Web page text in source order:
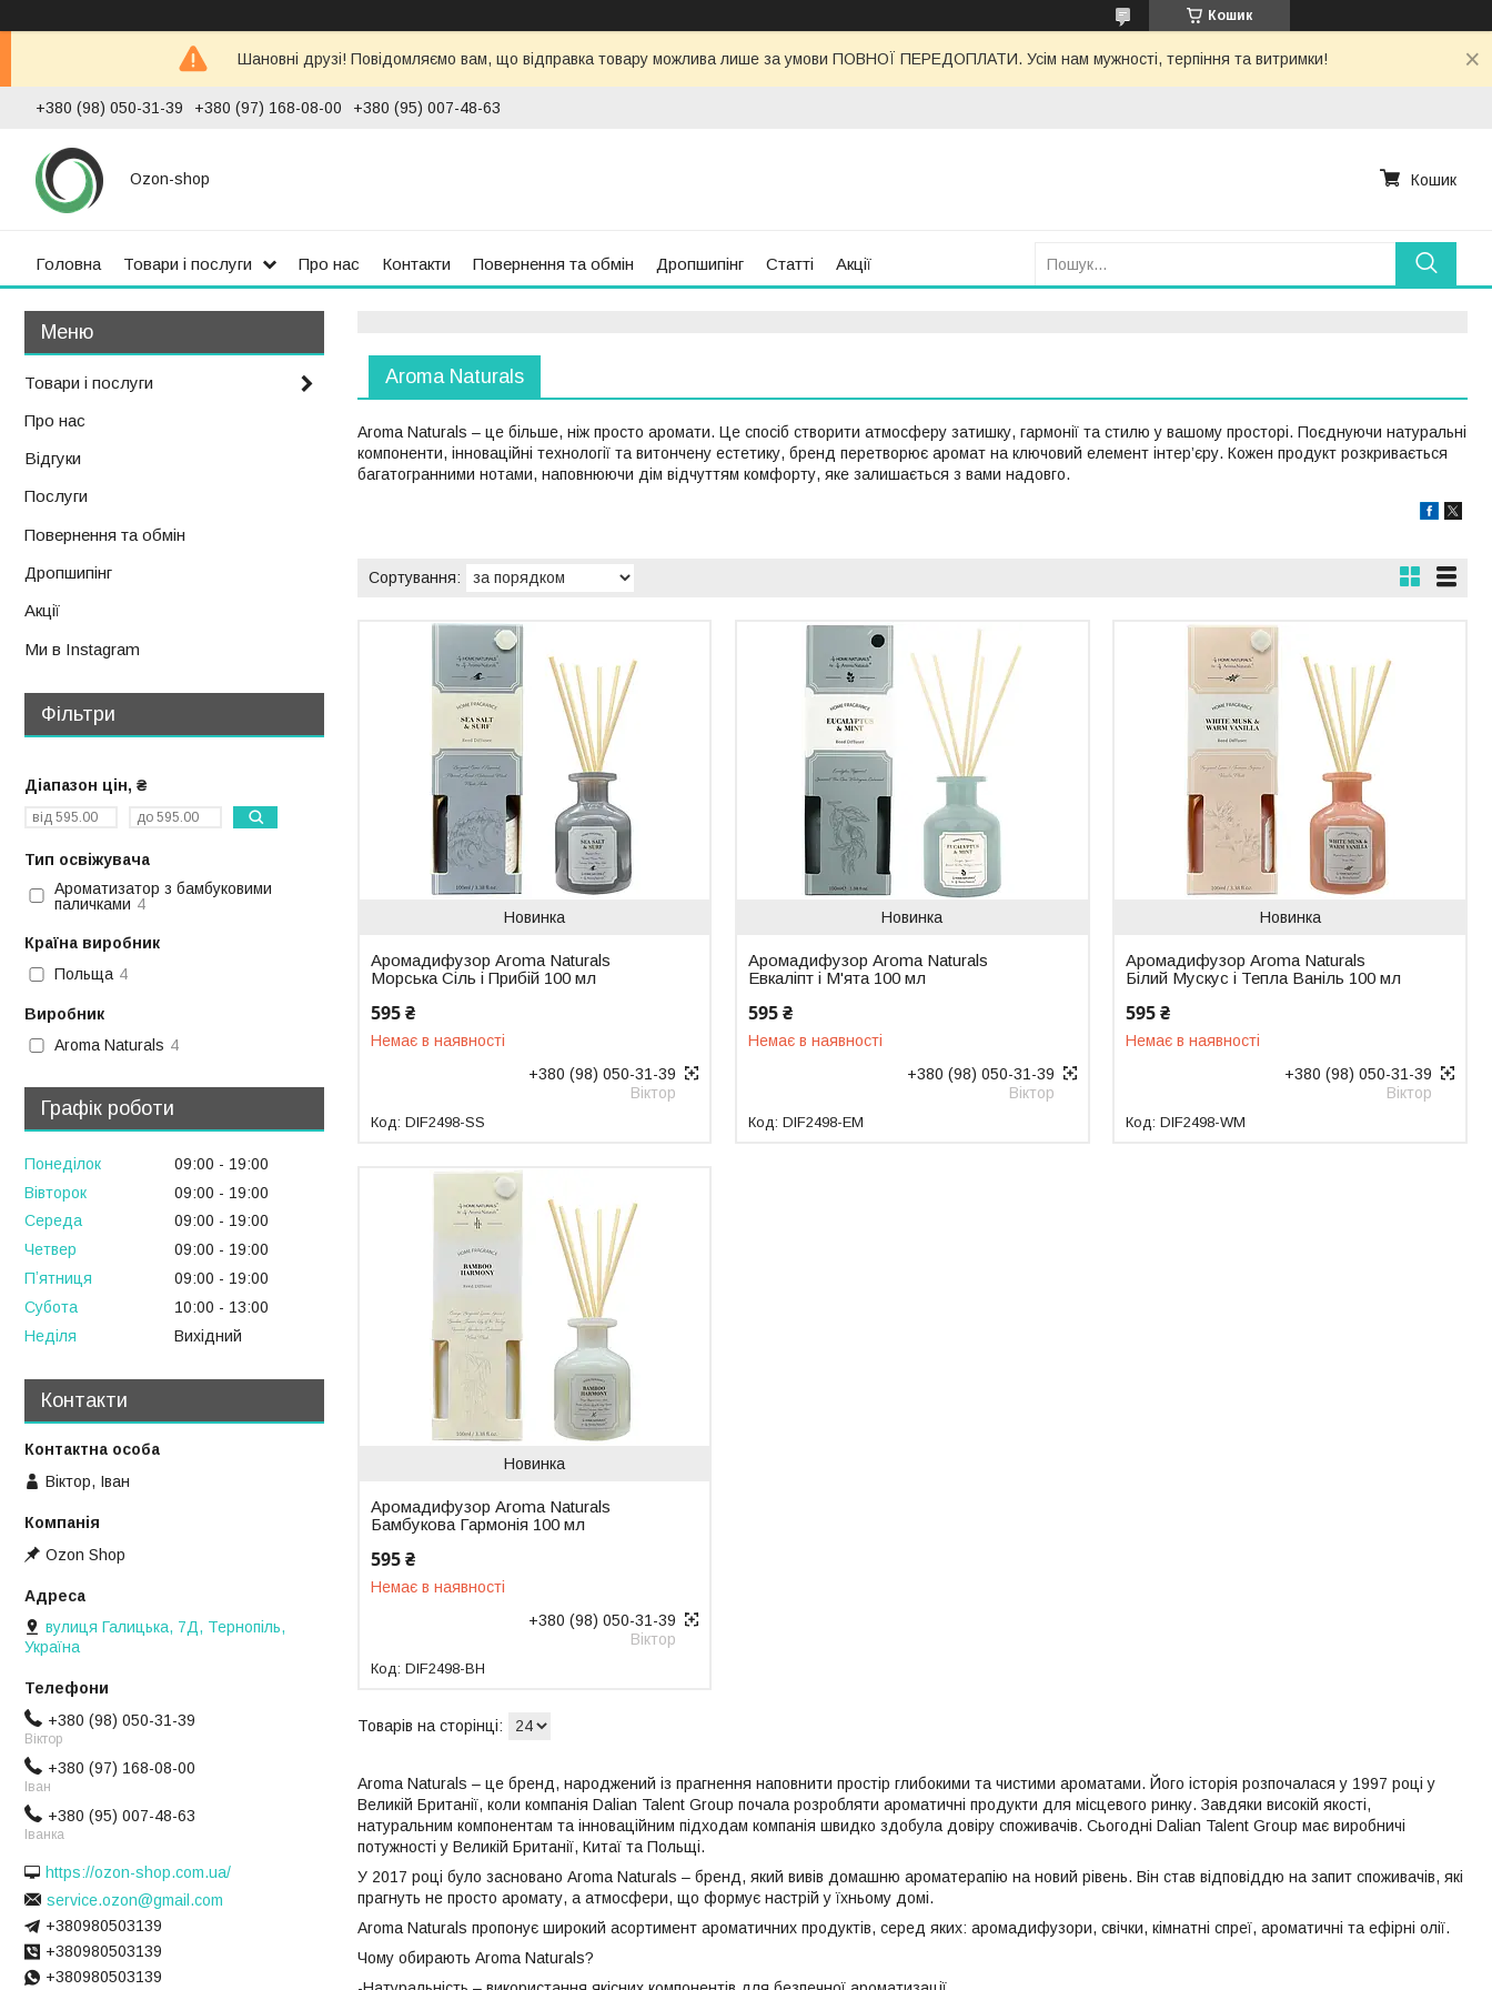
Кошик
Шановні друзі! Повідомляємо вам, що відправка товару можлива лише за умови ПОВНОЇ ПЕРЕДОПЛАТИ. Усім нам мужності, терпіння та витримки!
+380 (98) 050-31-39 +380 (97) 168-08-00 +380 (95) 007-48-63
Ozon-shop Кошик
Головна Товари і послуги Про нас Контакти Повернення та обмін Дропшипінг Статті Акції
Aroma Naturals
Aroma Naturals – це більше, ніж просто аромати. Це спосіб створити атмосферу затишку, гармонії та стилю у вашому просторі. Поєднуючи натуральні
компоненти, інноваційні технології та витончену естетику, бренд перетворює аромат на ключовий елемент інтер’єру. Кожен продукт розкривається
багатогранними нотами, наповнюючи дім відчуттям комфорту, яке залишається з вами надовго.
Новинка
Аромадифузор Aroma Naturals
Морська Сіль і Прибій 100 мл
595 ₴
Немає в наявності
+380 (98) 050-31-39
Віктор
DIF2498-SS
Новинка
Аромадифузор Aroma Naturals
Евкаліпт і М'ята 100 мл
595 ₴
Немає в наявності
+380 (98) 050-31-39
Віктор
DIF2498-EM
Новинка
Аромадифузор Aroma Naturals
Білий Мускус і Тепла Ваніль 100 мл
595 ₴
Немає в наявності
+380 (98) 050-31-39
Віктор
DIF2498-WM
Новинка
Аромадифузор Aroma Naturals
Бамбукова Гармонія 100 мл
595 ₴
Немає в наявності
+380 (98) 050-31-39
Віктор
DIF2498-BH
Aroma Naturals – це бренд, народжений із прагнення наповнити простір глибокими та чистими ароматами. Його історія розпочалася у 1997 році у
Великій Британії, коли компанія Dalian Talent Group почала розробляти ароматичні продукти для місцевого ринку. Завдяки високій якості,
натуральним компонентам та інноваційним підходам компанія швидко здобула довіру споживачів. Сьогодні Dalian Talent Group має виробничі
потужності у Великій Британії, Китаї та Польщі.
У 2017 році було засновано Aroma Naturals – бренд, який вивів домашню ароматерапію на новий рівень. Він став відповіддю на запит споживачів, які
прагнуть не просто аромату, а атмосфери, що формує настрій у їхньому домі.
Aroma Naturals пропонує широкий асортимент ароматичних продуктів, серед яких: аромадифузори, свічки, кімнатні спреї, ароматичні та ефірні олії.
Чому обирають Aroma Naturals?
Товари і послуги
Про нас
Відгуки
Послуги
Повернення та обмін
Дропшипінг
Акції
Ми в Instagram
Фільтри
Діапазон цін, ₴
Тип освіжувача
Ароматизатор з бамбуковими
паличками 4
Країна виробник
Польща 4
Виробник
Aroma Naturals 4
Графік роботи
Понеділок 09:00
19:00
Вівторок
09:00
19:00
Середа
09:00
19:00
Четвер
09:00
19:00
Пʼятниця
09:00
19:00
Субота
10:00
13:00
Неділя
Вихідний
Контакти
Віктор, Іван
Ozon Shop
вулиця Галицька, 7Д, Тернопіль,
Україна
+380 (98) 050-31-39
Віктор
+380 (97) 168-08-00
Іван
+380 (95) 007-48-63
Іванка
https://ozon-shop.com.ua/
service.ozon@gmail.com
+380980503139
+380980503139
+380980503139